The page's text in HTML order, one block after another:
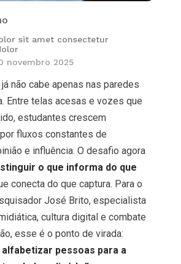
sit amet consectetur
novembro 2025
não cabe apenas nas paredes
Entre telas acesas e vozes que
estudantes crescem
fluxos constantes de
e influência. O desafio agora
o que informa do que
conecta do que captura. Para o
José Brito, especialista
cultura digital e combate
esse é o ponto de virada:
pessoas para a